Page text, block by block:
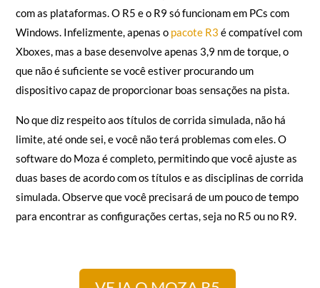
A Moza Racing é uma marca jovem em simuladores de
corrida, e isso se reflete na compatibilidade de suas bases
com as plataformas. O R5 e o R9 só funcionam em PCs com
Windows. Infelizmente, apenas o
é compatível com
Xboxes, mas a base desenvolve apenas 3,9 nm de torque, o
dispositivo capaz de proporcionar boas sensações na pista.
No que diz respeito aos títulos de corrida simulada, não há
limite, até onde sei, e você não terá problemas com eles. O
software do Moza é completo, permitindo que você ajuste as
duas bases de acordo com os títulos e as disciplinas de corrida